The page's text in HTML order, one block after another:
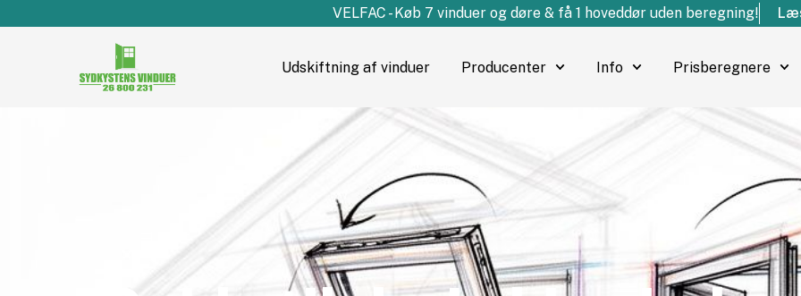
VELFAC - Køb 7 vinduer og døre & få 1 hoveddør uden beregning!
Udskiftning af vinduer Producenter Info Prisberegnere